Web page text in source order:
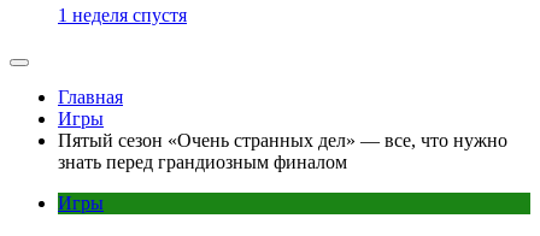
1 неделя спустя
Главная
Игры
Пятый сезон «Очень странных дел» — все, что нужно
знать перед грандиозным финалом
Игры